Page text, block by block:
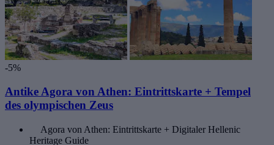
-5%
Antike Agora von Athen: Eintrittskarte + Tempel
des olympischen Zeus
Agora von Athen: Eintrittskarte + Digitaler Hellenic
Heritage Guide